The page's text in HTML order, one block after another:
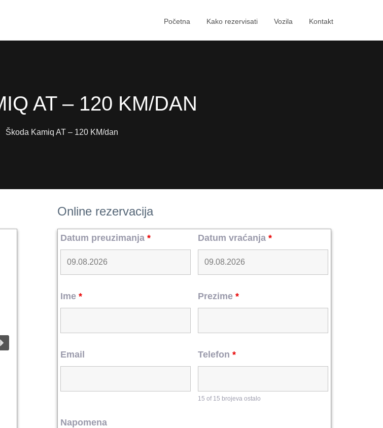
Početna Kako rezervisati Vozila Kontakt
AT – 120 KM/DAN
Škoda Kamiq AT – 120 KM/dan
Online rezervacija
Datum preuzimanja * Datum vraćanja *
Ime * Prezime *
Email Telefon *
15 of 15 brojeva ostalo
Napomena